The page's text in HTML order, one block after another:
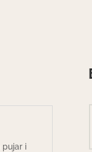
pujar i